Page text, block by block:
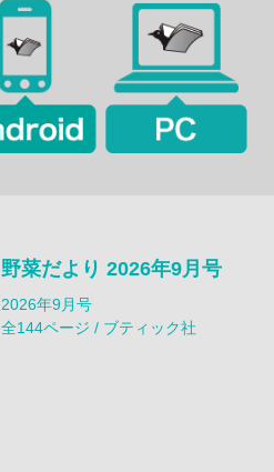
野菜だより 2026年9月号
2026年9月号
全144ページ / ブティック社